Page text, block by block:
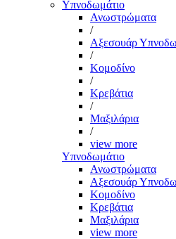
Υπνοδωμάτιο
Ανωστρώματα
/
Αξεσουάρ
/
Κομοδίνο
/
Κρεβάτια
/
Μαξιλάρια
/
view more
Υπνοδωμάτιο
Ανωστρώματα
Αξεσουάρ
Κομοδίνο
Κρεβάτια
Μαξιλάρια
view more